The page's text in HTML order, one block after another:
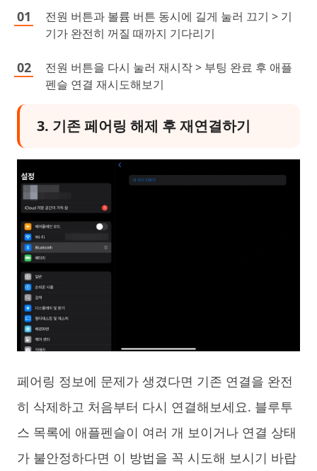
전원 버튼과 볼륨 버튼 동시에 길게 눌러 끄기 > 기
기가 완전히 꺼질 때까지 기다리기
전원 버튼을 다시 눌러 재시작 > 부팅 완료 후 애플
펜슬 연결 재시도해보기
3. 기존 페어링 해제 후 재연결하기
페어링 정보에 문제가 생겼다면 기존 연결을 완전
히 삭제하고 처음부터 다시 연결해보세요. 블루투
스 목록에 애플펜슬이 여러 개 보이거나 연결 상태
가 불안정하다면 이 방법을 꼭 시도해 보시기 바랍